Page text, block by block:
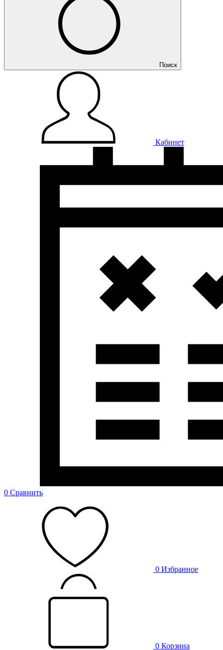
Поиск
Кабинет
0 Сравнить
0 Избранное
0 Корзина